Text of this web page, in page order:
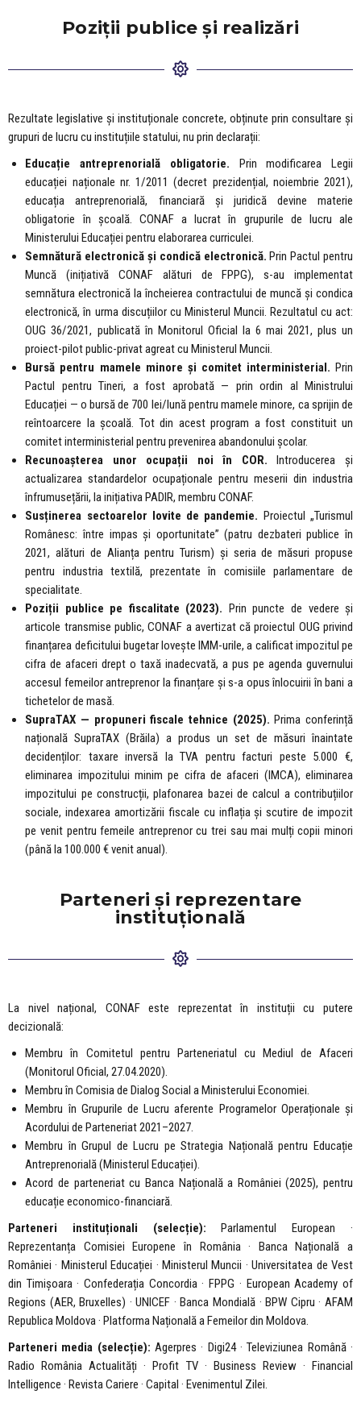
Poziții publice și realizări
Rezultate legislative și instituționale concrete, obținute prin consultare și
grupuri de lucru cu instituțiile statului, nu prin declarații:
Educație antreprenorială obligatorie. Prin modificarea Legii
educației naționale nr. 1/2011 (decret prezidențial, noiembrie 2021),
educația antreprenorială, financiară și juridică devine materie
obligatorie în școală. CONAF a lucrat în grupurile de lucru ale
Ministerului Educației pentru elaborarea curriculei.
Semnătură electronică și condică electronică. Prin Pactul pentru
Muncă (inițiativă CONAF alături de FPPG), s-au implementat
semnătura electronică la încheierea contractului de muncă și condica
electronică, în urma discuțiilor cu Ministerul Muncii. Rezultatul cu act:
OUG 36/2021, publicată în Monitorul Oficial la 6 mai 2021, plus un
proiect-pilot public-privat agreat cu Ministerul Muncii.
Bursă pentru mamele minore și comitet interministerial. Prin
Pactul pentru Tineri, a fost aprobată — prin ordin al Ministrului
Educației — o bursă de 700 lei/lună pentru mamele minore, ca sprijin de
reîntoarcere la școală. Tot din acest program a fost constituit un
comitet interministerial pentru prevenirea abandonului școlar.
Recunoașterea unor ocupații noi în COR. Introducerea și
actualizarea standardelor ocupaționale pentru meserii din industria
înfrumusețării, la inițiativa PADIR, membru CONAF.
Susținerea sectoarelor lovite de pandemie. Proiectul „Turismul
Românesc: între impas și oportunitate” (patru dezbateri publice în
2021, alături de Alianța pentru Turism) și seria de măsuri propuse
pentru industria textilă, prezentate în comisiile parlamentare de
specialitate.
Poziții publice pe fiscalitate (2023). Prin puncte de vedere și
articole transmise public, CONAF a avertizat că proiectul OUG privind
finanțarea deficitului bugetar lovește IMM-urile, a calificat impozitul pe
cifra de afaceri drept o taxă inadecvată, a pus pe agenda guvernului
accesul femeilor antreprenor la finanțare și s-a opus înlocuirii în bani a
tichetelor de masă.
SupraTAX — propuneri fiscale tehnice (2025). Prima conferință
națională SupraTAX (Brăila) a produs un set de măsuri înaintate
decidenților: taxare inversă la TVA pentru facturi peste 5.000 €,
eliminarea impozitului minim pe cifra de afaceri (IMCA), eliminarea
impozitului pe construcții, plafonarea bazei de calcul a contribuțiilor
sociale, indexarea amortizării fiscale cu inflația și scutire de impozit
pe venit pentru femeile antreprenor cu trei sau mai mulți copii minori
(până la 100.000 € venit anual).
Parteneri și reprezentare
instituțională
La nivel național, CONAF este reprezentat în instituții cu putere
decizională:
Membru în Comitetul pentru Parteneriatul cu Mediul de Afaceri
(Monitorul Oficial, 27.04.2020).
Membru în Comisia de Dialog Social a Ministerului Economiei.
Membru în Grupurile de Lucru aferente Programelor Operaționale și
Acordului de Parteneriat 2021–2027.
Membru în Grupul de Lucru pe Strategia Națională pentru Educație
Antreprenorială (Ministerul Educației).
Acord de parteneriat cu Banca Națională a României (2025), pentru
educație economico-financiară.
Parteneri instituționali (selecție): Parlamentul European ·
Reprezentanța Comisiei Europene în România · Banca Națională a
României · Ministerul Educației · Ministerul Muncii · Universitatea de Vest
din Timișoara · Confederația Concordia · FPPG · European Academy of
Regions (AER, Bruxelles) · UNICEF · Banca Mondială · BPW Cipru · AFAM
Republica Moldova · Platforma Națională a Femeilor din Moldova.
Parteneri media (selecție): Agerpres · Digi24 · Televiziunea Română ·
Radio România Actualități · Profit TV · Business Review · Financial
Intelligence · Revista Cariere · Capital · Evenimentul Zilei.